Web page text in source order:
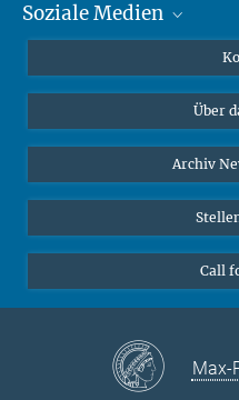
MMG Alumni Corner
Online-Vorträge
Interviews zum Thema
Soziale Medien
Bluesky
Über
Archiv
Call
Max-